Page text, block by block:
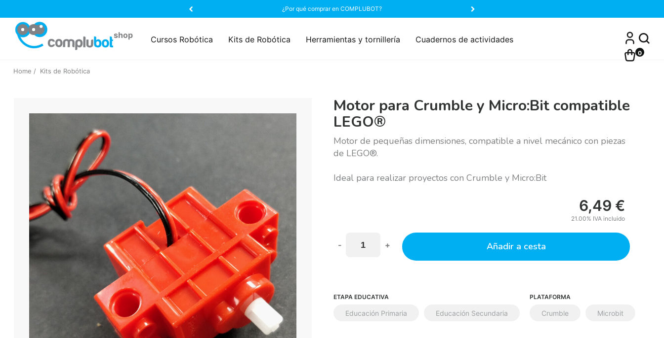
¿Por qué comprar en COMPLUBOT?
0
Cursos Robótica Kits de Robótica Herramientas y tornillería Cuadernos de actividades
Home Kits de Robótica
Motor para Crumble y Micro:Bit compatible
LEGO®
Motor de pequeñas dimensiones, compatible a nivel mecánico con piezas
de LEGO®.
Ideal para realizar proyectos con Crumble y Micro:Bit
6,49 €
21.00% IVA incluido
- + Añadir a cesta
ETAPA EDUCATIVA
Educación Primaria Educación Secundaria
PLATAFORMA
Crumble Microbit